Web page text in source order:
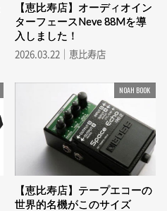
【恵比寿店】オーディオイン
ターフェースNeve 88Mを導
入しました！
2026.03.22｜恵比寿店
NOAH BOOK
【恵比寿店】テープエコーの
世界的名機がこのサイズ